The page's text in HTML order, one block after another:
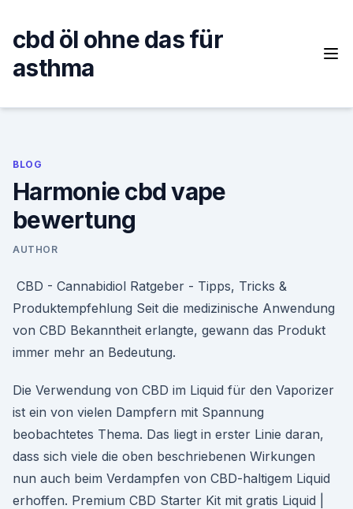
content
cbd öl ohne das für
asthma
BLOG
Harmonie cbd vape
bewertung
AUTHOR
️ CBD - Cannabidiol Ratgeber - Tipps, Tricks &
Produktempfehlung Seit die medizinische Anwendung
von CBD Bekanntheit erlangte, gewann das Produkt
immer mehr an Bedeutung.
Die Verwendung von CBD im Liquid für den Vaporizer
ist ein von vielen Dampfern mit Spannung
beobachtetes Thema. Das liegt in erster Linie daran,
dass sich viele die oben beschriebenen Wirkungen
nun auch beim Verdampfen von CBD-haltigem Liquid
erhoffen. Premium CBD Starter Kit mit gratis Liquid |